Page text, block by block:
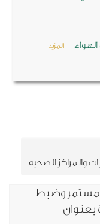
المزيد
الصحيه
وضبط